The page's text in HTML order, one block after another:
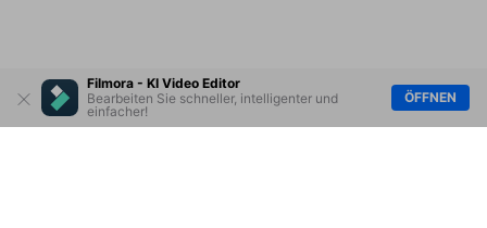
Filmora - KI Video Editor
Bearbeiten Sie schneller, intelligenter und
einfacher!
ÖFFNEN